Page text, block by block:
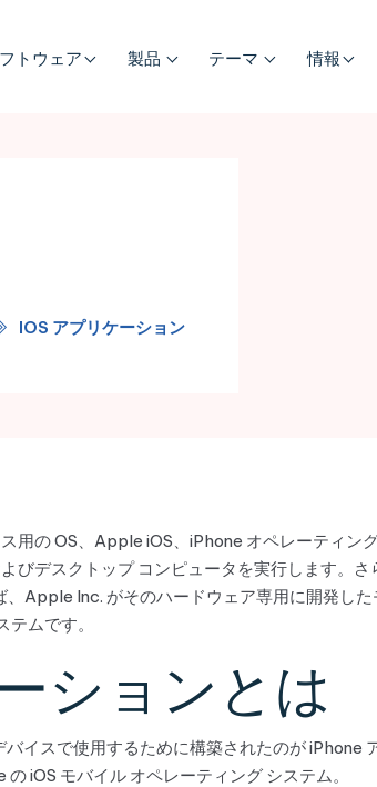
トウェア 製品 テーマ 情報
IOS アプリケーション
の OS、Apple iOS、iPhone オペレーティン
びデスクトップ コンピュータを実行します。
Apple Inc. がそのハードウェア専用に開発し
ムです。
ションとは
イスで使用するために構築されたのが
iOS モバイル オペレーティング システム。